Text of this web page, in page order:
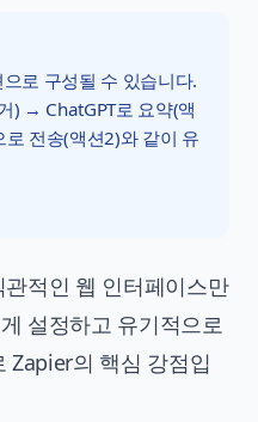
로 구성될 수 있습니다.
) → ChatGPT로 요약(액
전송(액션2)와 같이 유
적인 웹 인터페이스만
설정하고 유기적으로
Zapier의 핵심 강점입